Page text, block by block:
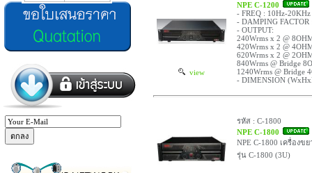
view
NPE C-1200
- FREQ : 10Hz-20KHz
- DAMPING FACTOR
- OUTPUT:
240Wrms x 2 @
420Wrms x 2 @
620Wrms x 2 @
840Wrms @ Bridge
1240Wrms @ Bridge
- DIMENSION
รหัส : C-1800
NPE C-1800
NPE C-1800 เครื่องข
รุ่น C-1800 (3U)